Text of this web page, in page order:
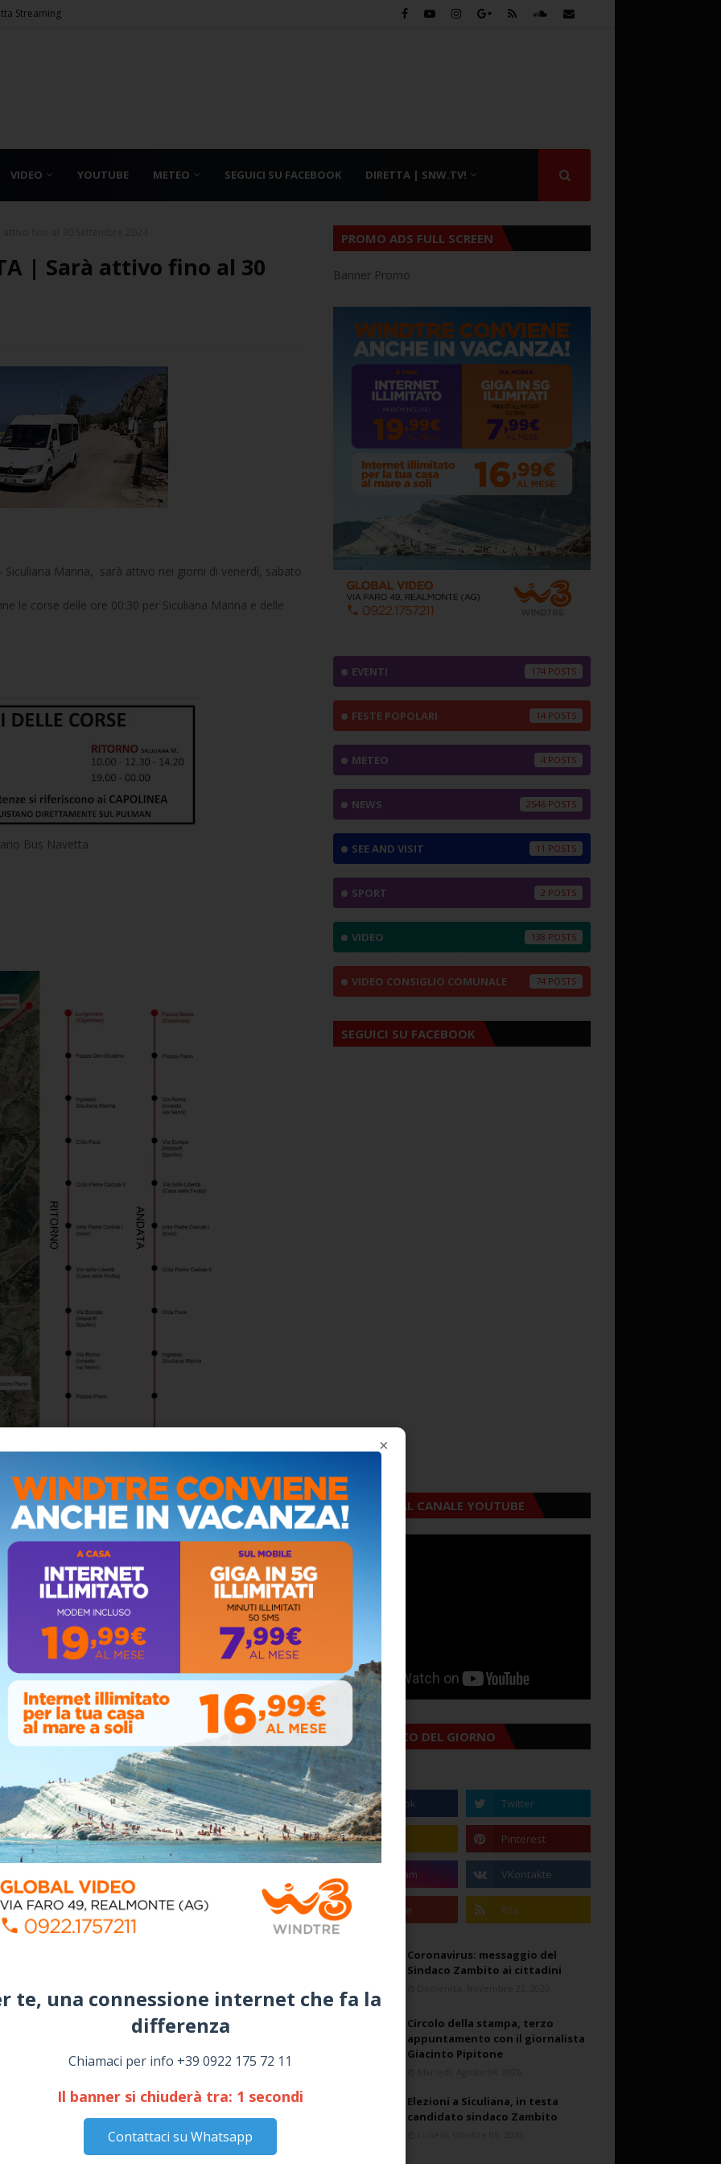
Streaming
VIDEO YOUTUBE METEO SEGUICI SU FACEBOOK DIRETTA | SNW.TV!
| Sarà attivo fino al 30
Marina, sarà attivo nei giorni di venerdì, sabato
le corse delle ore 00:30 per Siculiana Marina e delle
Bus Navetta
Eraclea, durante
nipote con
69enne
2026
Circolo della stampa, terzo
appuntamento con il
giornalista Giacinto Pipitone
August 04, 2026
PROMO ADS FULL SCREEN
Banner Promo
EVENTI 174
FESTE POPOLARI 14
METEO 4
NEWS 2546
SEE AND VISIT 11
SPORT 2
VIDEO 138
VIDEO CONSIGLIO COMUNALE 74
SEGUICI SU FACEBOOK
ISCRIVITI AL CANALE YOUTUBE
ALMANACCO DEL GIORNO
Coronavirus: messaggio del
Sindaco Zambito ai cittadini
Circolo della stampa, terzo
appuntamento con il giornalista
Giacinto Pipitone
Elezioni a Siculiana, in testa
candidato sindaco Zambito